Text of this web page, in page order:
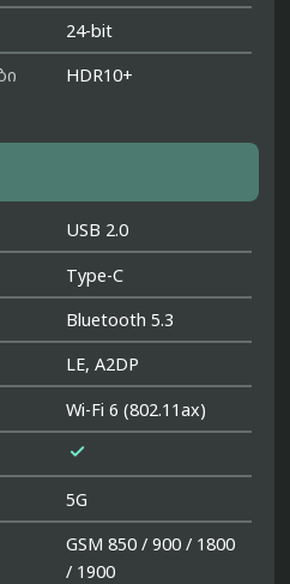
24-bit
HDR10+
USB 2.0
Type-C
Bluetooth 5.3
LE, A2DP
Wi-Fi 6 (802.11ax)

5G
GSM 850 / 900 / 1800
/ 1900